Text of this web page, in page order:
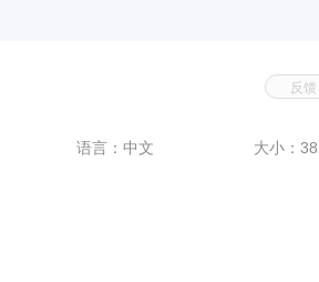
语言：中文
大小：
反馈